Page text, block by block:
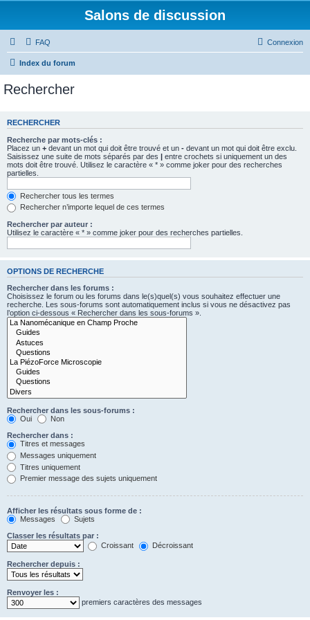
Salons de discussion
FAQ Connexion
Index du forum
Rechercher
RECHERCHER
Recherche par mots-clés :
Placez un + devant un mot qui doit être trouvé et un - devant un mot qui doit être exclu.
Saisissez une suite de mots séparés par des | entre crochets si uniquement un des
mots doit être trouvé. Utilisez le caractère « * » comme joker pour des recherches
partielles.
Rechercher tous les termes
Rechercher n’importe lequel de ces termes
Rechercher par auteur :
Utilisez le caractère « * » comme joker pour des recherches partielles.
OPTIONS DE RECHERCHE
Rechercher dans les forums :
Choisissez le forum ou les forums dans le(s)quel(s) vous souhaitez effectuer une
recherche. Les sous-forums sont automatiquement inclus si vous ne désactivez pas
l’option ci-dessous « Rechercher dans les sous-forums ».
Rechercher dans les sous-forums :
Oui
Non
Rechercher dans :
Titres et messages
Messages uniquement
Titres uniquement
Premier message des sujets uniquement
Afficher les résultats sous forme de :
Messages
Sujets
Classer les résultats par :
Croissant
Décroissant
Rechercher depuis :
Renvoyer les :
premiers caractères des messages